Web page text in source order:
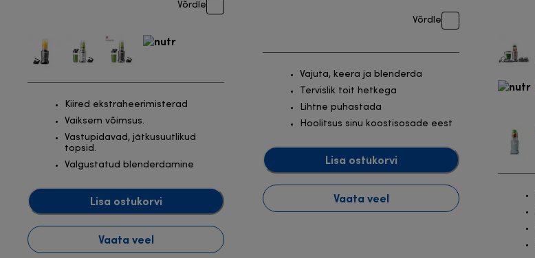
Võrdle
Kiired ekstraheerimisterad
Vaiksem võimsus.
Vastupidavad, jätkusuutlikud
topsid.
Valgustatud blenderdamine
Lisa ostukorvi
Vaata veel
Võrdle
Vajuta, keera ja blenderda
Tervislik toit hetkega
Lihtne puhastada
Hoolitsus sinu koostisosade eest
Lisa ostukorvi
Vaata veel